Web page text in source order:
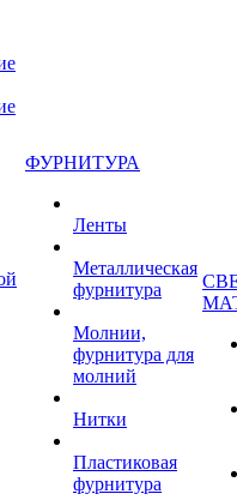
ФУРНИТУРА
Ленты
Металлическая
фурнитура
Молнии,
фурнитура для
молний
Нитки
Пластиковая
фурнитура